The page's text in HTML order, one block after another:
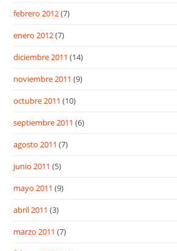
febrero 2012(7)
enero 2012(7)
diciembre 2011 (14)
noviembre 2011 (9)
octubre 2011 (10)
septiembre 2011 (6)
agosto 2011 (7)
junio 2011 (5)
mayo 2011 (9)
abril 2011 (3)
marzo 2011 (7)